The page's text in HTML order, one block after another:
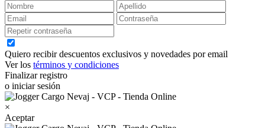
Quiero recibir descuentos exclusivos y novedades por email
Ver los términos y condiciones
Finalizar registro
o iniciar sesión
×
Aceptar